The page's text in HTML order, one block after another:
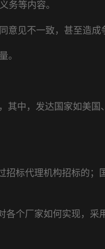
务等内容。
意见不一致，甚至造成
。
其中，发达国家如美国
招标代理机构招标的；
各个厂家如何实现，采